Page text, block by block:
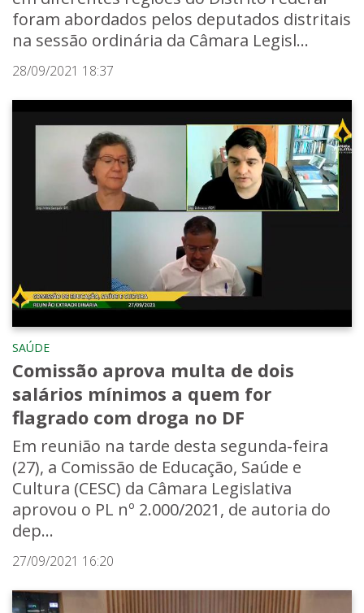
foram abordados pelos deputados distritais
na sessão ordinária da Câmara Legisl...
28/09/2021 18:37
SAÚDE
Comissão aprova multa de dois
salários mínimos a quem for
flagrado com droga no DF
Em reunião na tarde desta segunda-feira
(27), a Comissão de Educação, Saúde e
Cultura (CESC) da Câmara Legislativa
aprovou o PL nº 2.000/2021, de autoria do
dep...
27/09/2021 16:20